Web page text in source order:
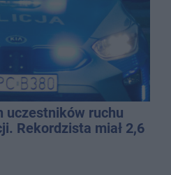
uczestników ruchu
Rekordzista miał 2,6